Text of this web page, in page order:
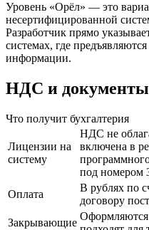
Уровень «Орёл» — это
несертифицированной
Разработчик прямо
системах, где
информации.
НДС и документы
Что получит бухгалтерия
Лицензии на
систему
НДС не
включена в
под номером
Оплата
В рублях по
договору
Закрывающие
Оформляются